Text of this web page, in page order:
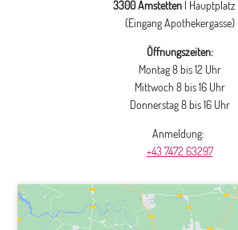
3300 Amstetten | Hauptplatz
(Eingang Apothekergasse)
Öffnungszeiten:
Montag 8 bis 12 Uhr
Mittwoch 8 bis 16 Uhr
Donnerstag 8 bis 16 Uhr
Anmeldung:
+43 7472 63297